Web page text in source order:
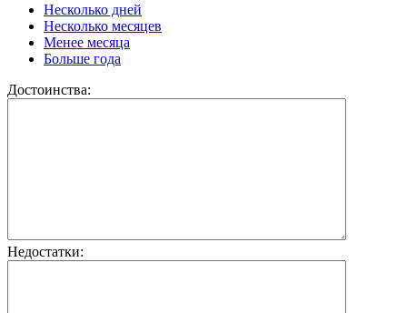
Несколько дней
Несколько месяцев
Менее месяца
Больше года
Достоинства:
Недостатки: